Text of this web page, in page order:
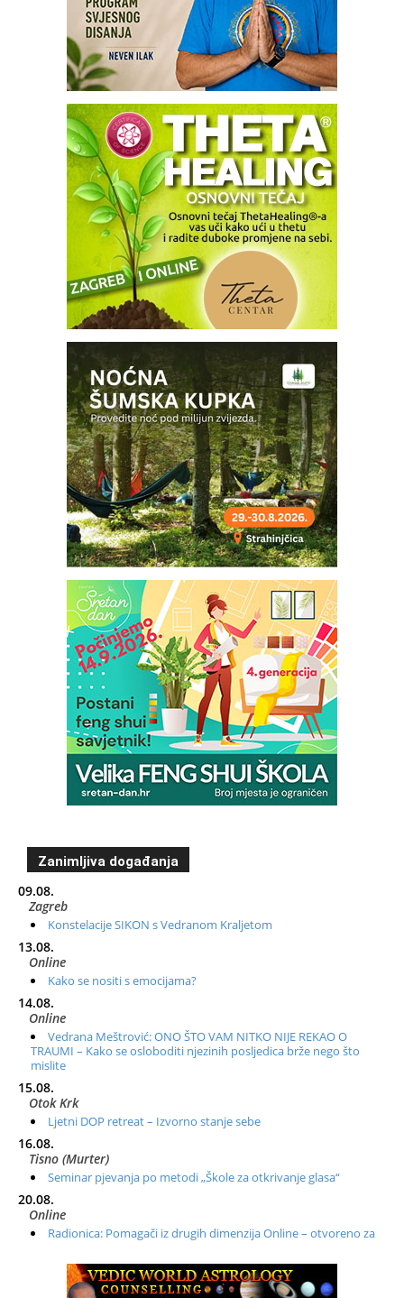
Zanimljiva događanja
09.08.
Zagreb
Konstelacije SIKON s Vedranom Kraljetom
13.08.
Online
Kako se nositi s emocijama?
14.08.
Online
Vedrana Meštrović: ONO ŠTO VAM NITKO NIJE REKAO O
TRAUMI – Kako se osloboditi njezinih posljedica brže nego što
mislite
15.08.
Otok Krk
Ljetni DOP retreat – Izvorno stanje sebe
16.08.
Tisno (Murter)
Seminar pjevanja po metodi „Škole za otkrivanje glasa“
20.08.
Online
Radionica: Pomagači iz drugih dimenzija Online – otvoreno za
Zagreb+Online